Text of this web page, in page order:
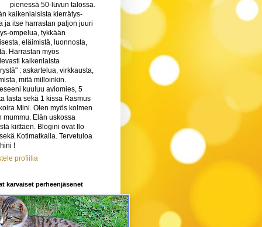
pienessä 50-luvun talossa.
kaikenlaisista kierrätys-
ja itse harrastan paljon juuri
ompelua, tykkään
eläimistä, luonnosta,
Harrastan myös
kaikenlaista
: askartelua, virkkausta,
mitä milloinkin.
kuuluu aviomies, 5
lasta sekä 1 kissa Rasmus
Mini. Olen myös kolmen
mummu. Elän uskossa
kiittäen. Blogini ovat Ilo
Kotimatkalla. Tervetuloa
!
profiilia
karvaiset perheenjäsenet